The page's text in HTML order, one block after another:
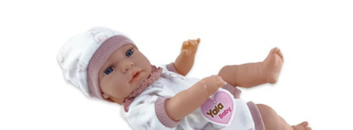
hvězdiček.